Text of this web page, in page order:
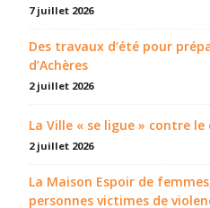
7 juillet 2026
Des travaux d’été pour
d’Achères
2 juillet 2026
La Ville « se ligue » contre le
2 juillet 2026
La Maison Espoir de
personnes victimes de